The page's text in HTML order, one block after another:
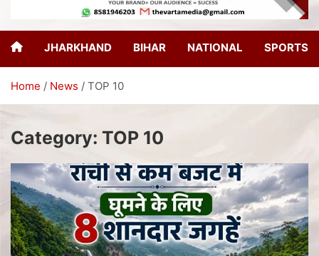
JHARKHAND BIHAR NATIONAL SPORTS
Home News TOP 10
Category: TOP 10